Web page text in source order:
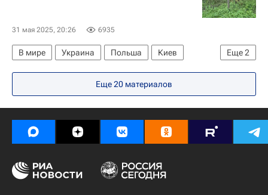
Вооруженные силы Украины
31 мая 2025, 20:26 6935
Еще2
В мире Украина Польша
Киев
Владимир Зеленский
Украинская повстанческая армия*
Еще 20 материалов